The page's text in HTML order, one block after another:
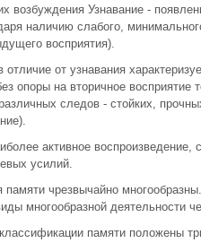
возбуждения Узнавание -
наличию слабого,
восприятия).
отличие от узнавания
опоры на вторичное восприятие
следов - стойких,
активное
усилий.
чрезвычайно
многообразной деятельности
памяти положены